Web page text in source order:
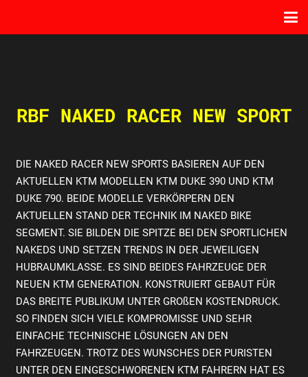
RBF NAKED RACER NEW SPORT
DIE NAKED RACER NEW SPORTS BASIEREN AUF DEN
AKTUELLEN KTM MODELLEN KTM DUKE 390 UND KTM
DUKE 790. BEIDE MODELLE VERKÖRPERN DEN
AKTUELLEN STAND DER TECHNIK IM NAKED BIKE
SEGMENT. SIE BILDEN DIE SPITZE BEI DEN SPORTLICHEN
NAKEDS UND SETZEN TRENDS IN DER JEWEILIGEN
HUBRAUMKLASSE. ES SIND BEIDES FAHRZEUGE DER
NEUEN KTM GENERATION. KONSTRUIERT GEBAUT FÜR
DAS BREITE PUBLIKUM UNTER GROßEN KOSTENDRUCK.
SO FINDEN SICH VIELE KOMPROMISSE UND SEHR
EINFACHE TECHNISCHE LÖSUNGEN AN DEN
FAHRZEUGEN. TROTZ DES WUNSCHES DER PURISTEN
UNTER DEN EINGESCHWORENEN KTM FAHRERN HAT ES